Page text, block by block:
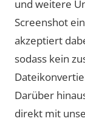
und weitere
Screenshot
akzeptiert
sodass kein
Darüber
direkt mit